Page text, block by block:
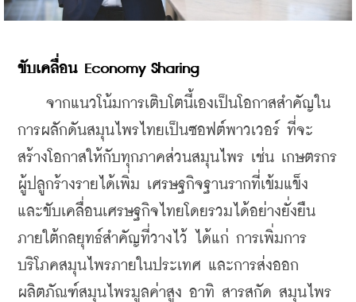
ขับเคลื่อน Economy Sharing
จากแนวโน้มการเติบโตนี้เองเป็นโอกาสสำคัญใน
การผลักดันสมุนไพรไทยเป็นซอฟต์พาวเวอร์ ที่จะ
สร้างโอกาสให้กับทุกภาคส่วนสมุนไพร เช่น เกษตรกร
ผู้ปลูกร้างรายได้เพิ่ม เศรษฐกิจฐานรากที่เข้มแข็ง
และขับเคลื่อนเศรษฐกิจไทยโดยรวมได้อย่างยั่งยืน
ภายใต้กลยุทธ์สำคัญที่วางไว้ ได้แก่ การเพิ่มการ
บริโภคสมุนไพรภายในประเทศ และการส่งออก
ผลิตภัณฑ์สมุนไพรมูลค่าสูง อาทิ สารสกัด สมุนไพร